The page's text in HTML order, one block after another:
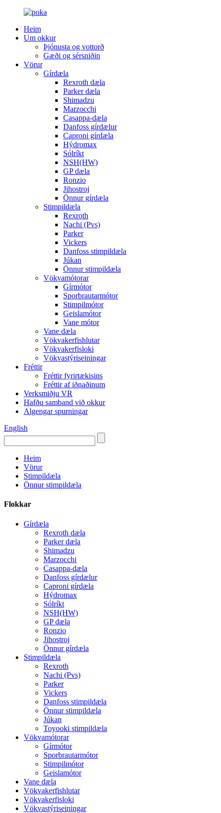
Heim
Um okkur
Þjónusta og vottorð
Gæði og sérsniðin
Vörur
Gírdæla
Rexroth dæla
Parker dæla
Shimadzu
Marzocchi
Casappa-dæla
Danfoss gírdælur
Caproni gírdæla
Hýdromax
Sólríkt
NSH(HW)
GP dæla
Ronzio
Jihostroj
Önnur gírdæla
Stimpildæla
Rexroth
Nachi (Pvs)
Parker
Vickers
Danfoss stimpildæla
Júkan
Önnur stimpildæla
Vökvamótorar
Gírmótor
Sporbrautarmótor
Stimpilmótor
Geislamótor
Vane mótor
Vane dæla
Vökvakerfishlutar
Vökvakerfisloki
Vökvastýriseiningar
Fréttir
Fréttir fyrirtækisins
Fréttir af iðnaðinum
Verksmiðju VR
Hafðu samband við okkur
Algengar spurningar
English
Heim
Vörur
Stimpildæla
Önnur stimpildæla
Flokkar
Gírdæla
Rexroth dæla
Parker dæla
Shimadzu
Marzocchi
Casappa-dæla
Danfoss gírdælur
Caproni gírdæla
Hýdromax
Sólríkt
NSH(HW)
GP dæla
Ronzio
Jihostroj
Önnur gírdæla
Stimpildæla
Rexroth
Nachi (Pvs)
Parker
Vickers
Danfoss stimpildæla
Önnur stimpildæla
Júkan
Toyooki stimpildæla
Vökvamótorar
Gírmótor
Sporbrautarmótor
Stimpilmótor
Geislamótor
Vane dæla
Vökvakerfishlutar
Vökvakerfisloki
Vökvastýriseiningar